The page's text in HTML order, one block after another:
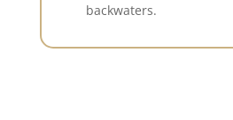
backwaters.